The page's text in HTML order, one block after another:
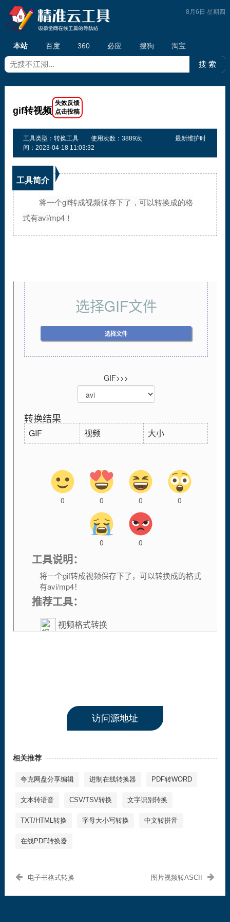
本站 百度 360 必应 搜狗 淘宝
8月6日 星期四
gif转视频
工具类型：转换工具 使用次数：3889次
最新维护时
间：2023-04-18 11:03:32
工具简介
将一个gif转成视频保存下了，可以转换成的格
式有avi/mp4！
访问源地址
相关推荐
夸克网盘分享编辑 进制在线转换器 PDF转WORD
文本转语音 CSV/TSV转换 文字识别转换
TXT/HTML转换 字母大小写转换 中文转拼音
在线PDF转换器
电子书格式转换 图片视频转ASCII